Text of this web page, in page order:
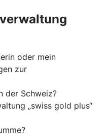
oder mein
zur
der Schweiz?
„swiss gold plus“